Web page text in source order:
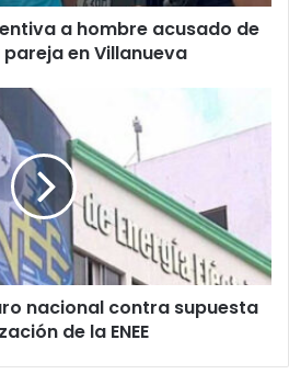
rehabilitados para su uso, en un
a hombre acusado de
en Villanueva
nacional contra supuesta
de la ENEE